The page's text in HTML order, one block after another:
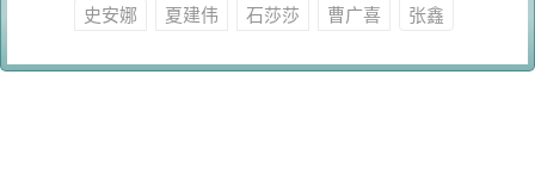
史安娜 夏建伟 石莎莎 曹广喜 张鑫